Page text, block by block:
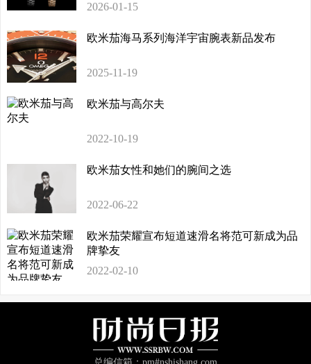
2026-01-15
欧米茄海马系列海洋宇宙腕表新品发布
2025-11-19
欧米茄与高尔夫
2022-10-19
欧米茄女性和她们的腕间之选
2022-06-22
欧米茄荣耀宣布短道速滑名将范可新成为品
牌挚友
2022-02-10